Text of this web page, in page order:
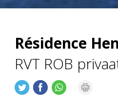
Résidence
RVT ROB